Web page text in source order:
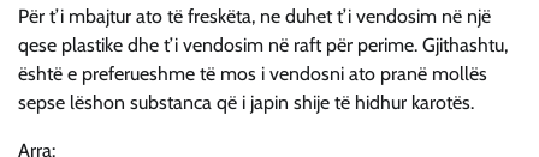
Për t’i mbajtur ato të freskëta, ne duhet t’i vendosim në një
qese plastike dhe t’i vendosim në raft për perime. Gjithashtu,
është e preferueshme të mos i vendosni ato pranë mollës
sepse lëshon substanca që i japin shije të hidhur karotës.
Arra: